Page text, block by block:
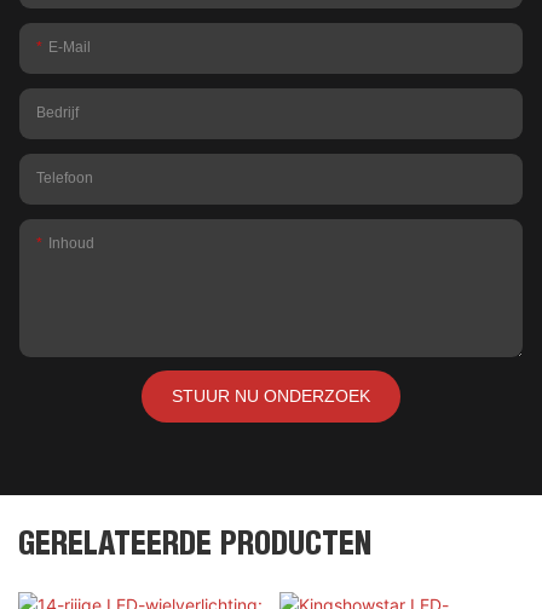
E-Mail
Bedrijf
Telefoon
Inhoud
STUUR NU ONDERZOEK
GERELATEERDE PRODUCTEN